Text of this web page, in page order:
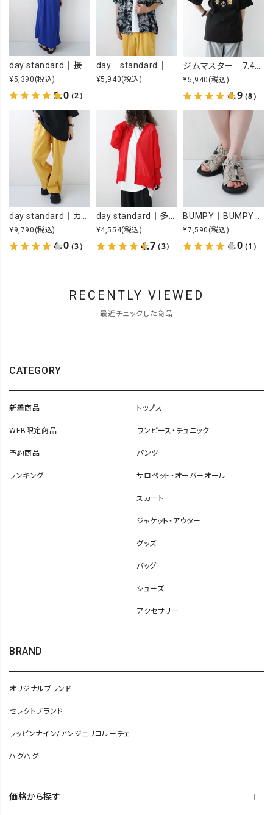
day standard｜接触冷感ロゴワンピース [[J262125-28]][D]
¥5,390 (税込)
5.0（2）
day standard｜オープンカラーアロハシャツ [[d-c-028]][D]
¥5,940(税込) ¥5,940 (税込)
4.9（8）
¥9,790 (税込)
4.0（3）
¥4,554(税込)
4.7（3）
¥7,590 (税込)
4.0（1）
RECENTLY VIEWED
最近チェックした商品
CATEGORY
新着商品
WEB限定商品
予約商品
ランキング
トップス
ワンピース・チュニック
パンツ
サロペット・オーバーオール
スカート
ジャケット・アウター
グッズ
バッグ
シューズ
アクセサリー
BRAND
オリジナルブランド
セレクトブランド
ラッピンナイン/アンジェリコルーチェ
ハグハグ
価格から探す